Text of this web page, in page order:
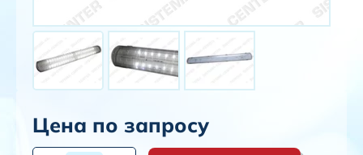
Цена по запросу